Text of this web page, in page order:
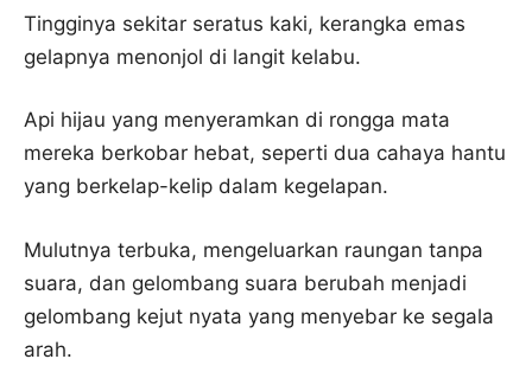
Tingginya sekitar seratus kaki, kerangka emas
gelapnya menonjol di langit kelabu.
Api hijau yang menyeramkan di rongga mata
mereka berkobar hebat, seperti dua cahaya hantu
yang berkelap-kelip dalam kegelapan.
Mulutnya terbuka, mengeluarkan raungan tanpa
suara, dan gelombang suara berubah menjadi
gelombang kejut nyata yang menyebar ke segala
arah.